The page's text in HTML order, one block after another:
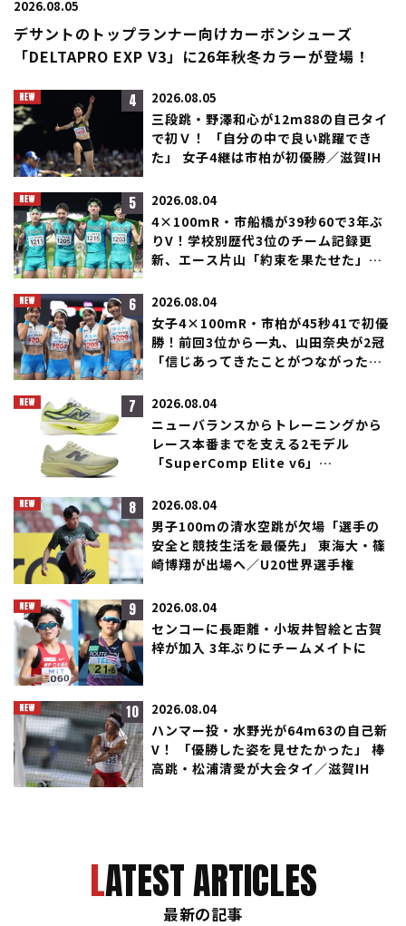
2026.08.05
デサントのトップランナー向けカーボンシューズ
「DELTAPRO EXP V3」に26年秋冬カラーが登場！
4 2026.08.05
三段跳・野澤和心が12m88の自己タイ
で初Ｖ！ 「自分の中で良い跳躍でき
た」 女子4継は市柏が初優勝／滋賀IH
5 2026.08.04
4×100mR・市船橋が39秒60で3年ぶ
りV！学校別歴代3位のチーム記録更
新、エース片山「約束を果たせた」／
6 2026.08.04
女子4×100mR・市柏が45秒41で初優
勝！前回3位から一丸、山田奈央が2冠
「信じあってきたことがつながった」
7 2026.08.04
ニューバランスからトレーニングから
レース本番までを支える2モデル
「SuperComp Elite v6」
8 2026.08.04
男子100mの清水空跳が欠場「選手の
安全と競技生活を最優先」 東海大・篠
崎博翔が出場へ／U20世界選手権
9 2026.08.04
センコーに長距離・小坂井智絵と古賀
梓が加入 3年ぶりにチームメイトに
10 2026.08.04
ハンマー投・水野光が64m63の自己新
V！ 「優勝した姿を見せたかった」 棒
高跳・松浦清愛が大会タイ／滋賀IH
LATEST ARTICLES
最新の記事